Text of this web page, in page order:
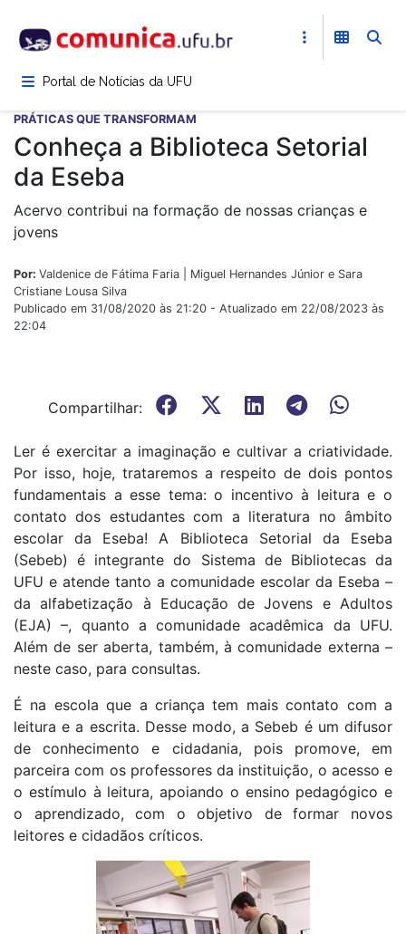
para
conteúdoPortal de Notícias da UFU
PRÁTICAS QUE TRANSFORMAM
Conheça a Biblioteca Setorial
da Eseba
Acervo contribui na formação de nossas crianças e
jovens
Por: Valdenice de Fátima Faria | Miguel Hernandes Júnior e Sara
Cristiane Lousa Silva
Publicado em 31/08/2020 às 21:20 - Atualizado em 22/08/2023 às
22:04
Compartilhar:
Ler é exercitar a imaginação e cultivar a criatividade.
Por isso, hoje, trataremos a respeito de dois pontos
fundamentais a esse tema: o incentivo à leitura e o
contato dos estudantes com a literatura no âmbito
escolar da Eseba! A Biblioteca Setorial da Eseba
(Sebeb) é integrante do Sistema de Bibliotecas da
UFU e atende tanto a comunidade escolar da Eseba –
da alfabetização à Educação de Jovens e Adultos
(EJA) –, quanto a comunidade acadêmica da UFU.
Além de ser aberta, também, à comunidade externa –
neste caso, para consultas.
É na escola que a criança tem mais contato com a
leitura e a escrita. Desse modo, a Sebeb é um difusor
de conhecimento e cidadania, pois promove, em
parceira com os professores da instituição, o acesso e
o estímulo à leitura, apoiando o ensino pedagógico e
o aprendizado, com o objetivo de formar novos
leitores e cidadãos críticos.